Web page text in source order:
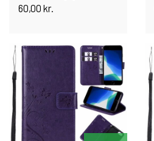
60,00 kr.